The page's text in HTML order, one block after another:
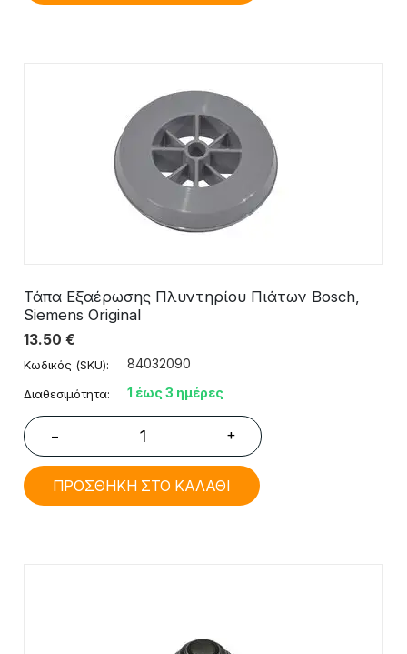
Τάπα Εξαέρωσης Πλυντηρίου Πιάτων Bosch,
Siemens Original
13.50 €
Κωδικός (SKU): 84032090
Διαθεσιμότητα: 1 έως 3 ημέρες
− +
ΠΡΟΣΘΗΚΗ ΣΤΟ ΚΑΛΑΘΙ